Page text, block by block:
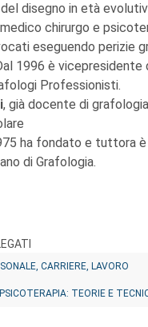
disegno in età
chirurgo e
eseguendo perizie
1996 è vicepresidente
Professionisti.
, già docente di
ha fondato e tuttora
di Grafologia.
CARRIERE, LAVORO
TEORIE E